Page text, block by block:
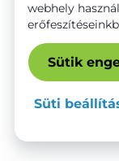
webhely
Sütik
Süti